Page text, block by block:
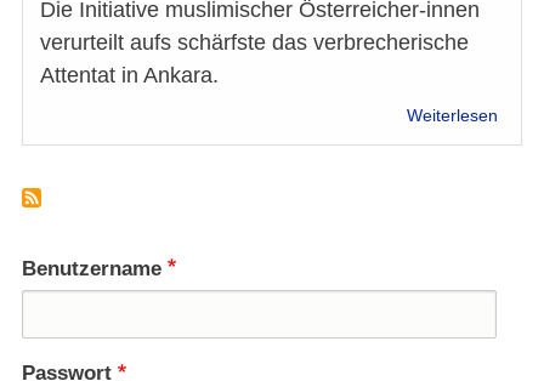
Die Initiative muslimischer Österreicher-innen
verurteilt aufs schärfste das verbrecherische
Attentat in Ankara.
Weiterlesen
Benutzername
Passwort